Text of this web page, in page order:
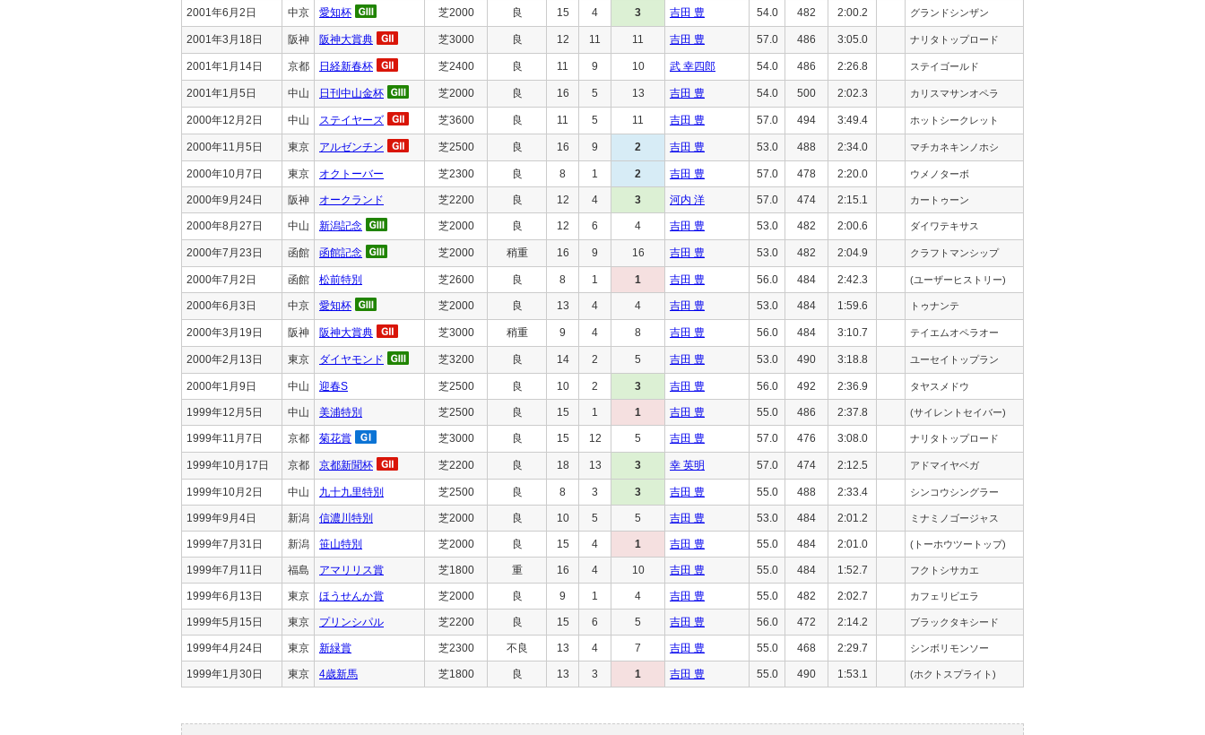
2001年6月2日 中京 愛知杯 芝2000 良 15 4 3 吉田 豊 54.0 482 2:00.2 グランドシンザン
2001年3月18日 阪神 阪神大賞典 芝3000 良 12 11 11 吉田 豊 57.0 486 3:05.0 ナリタトップロード
2001年1月14日 京都 日経新春杯 芝2400 良 11 9 10 武 幸四郎 54.0 486 2:26.8 ステイゴールド
2001年1月5日 中山 日刊中山金杯 芝2000 良 16 5 13 吉田 豊 54.0 500 2:02.3 カリスマサンオペラ
2000年12月2日 中山 ステイヤーズ 芝3600 良 11 5 11 吉田 豊 57.0 494 3:49.4 ホットシークレット
2000年11月5日 東京 アルゼンチン 芝2500 良 16 9 2 吉田 豊 53.0 488 2:34.0 マチカネキンノホシ
2000年10月7日 東京 オクトーバー 芝2300 良 8 1 2 吉田 豊 57.0 478 2:20.0 ウメノターボ
2000年9月24日 阪神 オークランド 芝2200 良 12 4 3 河内 洋 57.0 474 2:15.1 カートゥーン
2000年8月27日 中山 新潟記念 芝2000 良 12 6 4 吉田 豊 53.0 482 2:00.6 ダイワテキサス
2000年7月23日 函館 函館記念 芝2000 稍重 16 9 16 吉田 豊 53.0 482 2:04.9 クラフトマンシップ
2000年7月2日 函館 松前特別 芝2600 良 8 1 1 吉田 豊 56.0 484 2:42.3 (ユーザーヒストリー)
2000年6月3日 中京 愛知杯 芝2000 良 13 4 4 吉田 豊 53.0 484 1:59.6 トゥナンテ
2000年3月19日 阪神 阪神大賞典 芝3000 稍重 9 4 8 吉田 豊 56.0 484 3:10.7 テイエムオペラオー
2000年2月13日 東京 ダイヤモンド 芝3200 良 14 2 5 吉田 豊 53.0 490 3:18.8 ユーセイトップラン
2000年1月9日 中山 迎春S 芝2500 良 10 2 3 吉田 豊 56.0 492 2:36.9 タヤスメドウ
1999年12月5日 中山 美浦特別 芝2500 良 15 1 1 吉田 豊 55.0 486 2:37.8 (サイレントセイバー)
1999年11月7日 京都 菊花賞 芝3000 良 15 12 5 吉田 豊 57.0 476 3:08.0 ナリタトップロード
1999年10月17日 京都 京都新聞杯 芝2200 良 18 13 3 幸 英明 57.0 474 2:12.5 アドマイヤベガ
1999年10月2日 中山 九十九里特別 芝2500 良 8 3 3 吉田 豊 55.0 488 2:33.4 シンコウシングラー
1999年9月4日 新潟 信濃川特別 芝2000 良 10 5 5 吉田 豊 53.0 484 2:01.2 ミナミノゴージャス
1999年7月31日 新潟 笹山特別 芝2000 良 15 4 1 吉田 豊 55.0 484 2:01.0 (トーホウツートップ)
1999年7月11日 福島 アマリリス賞 芝1800 重 16 4 10 吉田 豊 55.0 484 1:52.7 フクトシサカエ
1999年6月13日 東京 ほうせんか賞 芝2000 良 9 1 4 吉田 豊 55.0 482 2:02.7 カフェリビエラ
1999年5月15日 東京 プリンシパル 芝2200 良 15 6 5 吉田 豊 56.0 472 2:14.2 ブラックタキシード
1999年4月24日 東京 新緑賞 芝2300 不良 13 4 7 吉田 豊 55.0 468 2:29.7 シンボリモンソー
1999年1月30日 東京 4歳新馬 芝1800 良 13 3 1 吉田 豊 55.0 490 1:53.1 (ホクトスプライト)